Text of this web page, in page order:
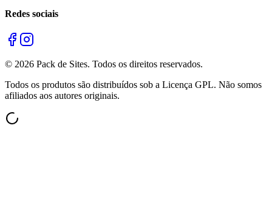
Redes sociais
© 2026 Pack de Sites. Todos os direitos reservados.
Todos os produtos são distribuídos sob a Licença GPL. Não somos
afiliados aos autores originais.